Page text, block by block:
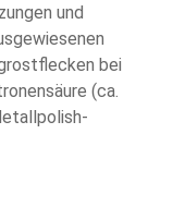
und
bei
(ca.